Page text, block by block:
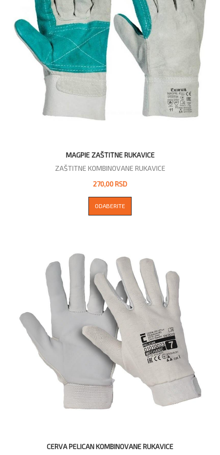
MAGPIE ZAŠTITNE RUKAVICE
ZAŠTITNE KOMBINOVANE RUKAVICE
270,00 RSD
ODABERITE
CERVA PELICAN KOMBINOVANE RUKAVICE